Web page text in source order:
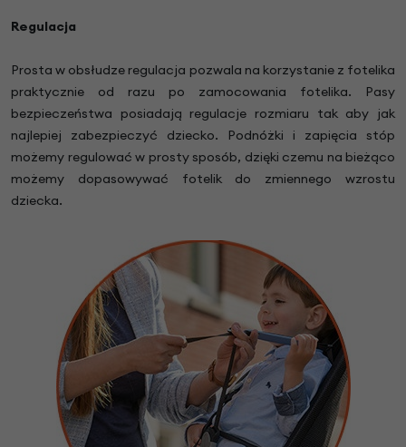
Regulacja
Prosta w obsłudze regulacja pozwala na korzystanie z fotelika
praktycznie od razu po zamocowania fotelika. Pasy
bezpieczeństwa posiadają regulacje rozmiaru tak aby jak
najlepiej zabezpieczyć dziecko. Podnóżki i zapięcia stóp
możemy regulować w prosty sposób, dzięki czemu na bieżąco
możemy dopasowywać fotelik do zmiennego wzrostu
dziecka.